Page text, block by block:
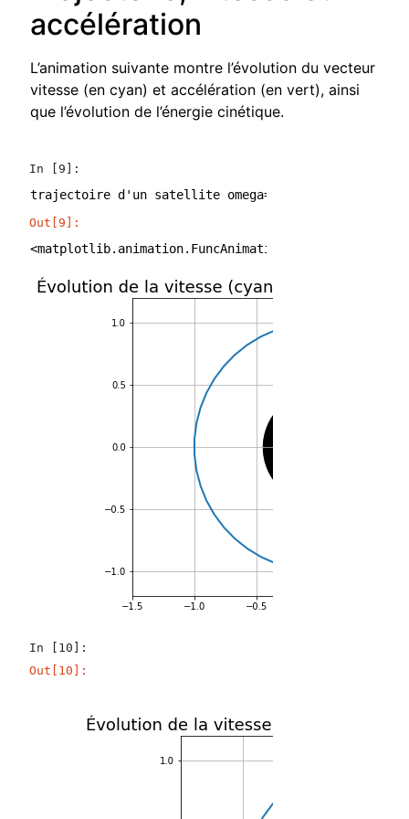
accélération
L’animation suivante montre l’évolution du vecteur
vitesse (en cyan) et accélération (en vert), ainsi
que l’évolution de l’énergie cinétique.
In [9]:
Out[9]:
<matplotlib.animation.FuncAnimation at
In [10]:
Out[10]: